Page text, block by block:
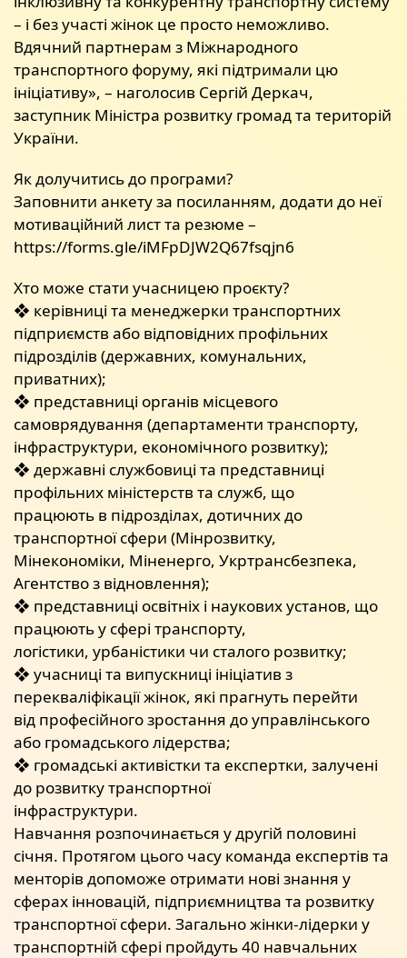
– і без участі жінок це просто неможливо.
Вдячний партнерам з Міжнародного
транспортного форуму, які підтримали цю
ініціативу», – наголосив Сергій Деркач,
заступник Міністра розвитку громад та територій
України.
Як долучитись до програми?
Заповнити анкету за посиланням, додати до неї
мотиваційний лист та резюме –
https://forms.gle/iMFpDJW2Q67fsqjn6
Хто може стати учасницею проєкту?
❖ керівниці та менеджерки транспортних
підприємств або відповідних профільних
підрозділів (державних, комунальних,
приватних);
❖ представниці органів місцевого
самоврядування (департаменти транспорту,
інфраструктури, економічного розвитку);
❖ державні службовиці та представниці
профільних міністерств та служб, що
працюють в підрозділах, дотичних до
транспортної сфери (Мінрозвитку,
Мінекономіки, Міненерго, Укртрансбезпека,
Агентство з відновлення);
❖ представниці освітніх і наукових установ, що
працюють у сфері транспорту,
логістики, урбаністики чи сталого розвитку;
❖ учасниці та випускниці ініціатив з
перекваліфікації жінок, які прагнуть перейти
від професійного зростання до управлінського
або громадського лідерства;
❖ громадські активістки та експертки, залучені
до розвитку транспортної
інфраструктури.
Навчання розпочинається у другій половині
січня. Протягом цього часу команда експертів та
менторів допоможе отримати нові знання у
сферах інновацій, підприємництва та розвитку
транспортної сфери. Загально жінки-лідерки у
транспортній сфері пройдуть 40 навчальних